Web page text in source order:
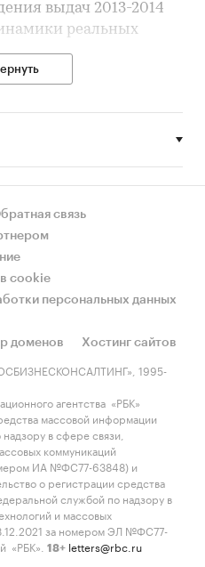
выдач 2013-2014
реальных
за период 01.07.13-
и составил 6,6 трлн.
ипотечному
аналогичный период).
(RAEX),
банк)
портфель POS-
по 01.07.14
в торговых точках
– он вырос
по кредитам
картам. При
кредитов активнее
группа «Лайф»
Банк
связь
cookie
персональных данных
доменов
Хостинг сайтов
1995-
агентства «РБК»
массовой информации
в сфере связи,
коммуникаций
ИА №ФС77-63848) и
о регистрации средства
службой по надзору в
и массовых
за номером ЭЛ №ФС77-
«РБК».
18+ letters@rbc.ru